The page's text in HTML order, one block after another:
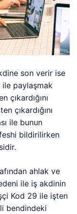
son verir ise
ile paylaşmak
çıkardığını
çıkardığını
ile bunun
bildirilirken
ahlak ve
ile iş akdinin
Kod 29 ile işten
bendindeki